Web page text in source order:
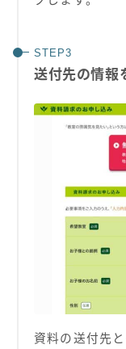
送付先の情報
資料の送付先